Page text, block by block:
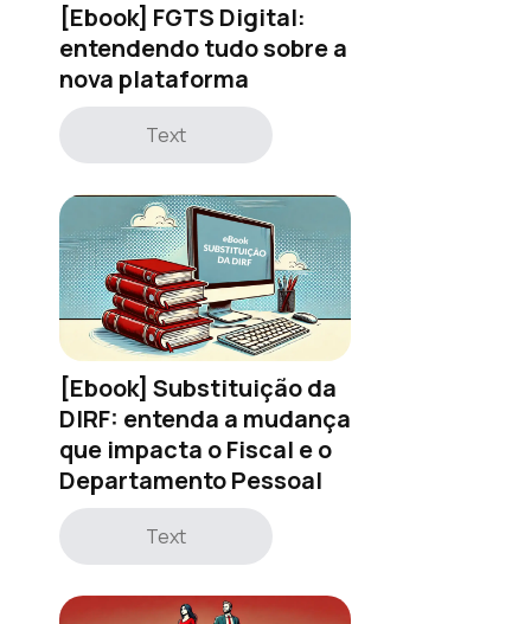
[Ebook] FGTS Digital:
entendendo tudo sobre a
nova plataforma
Text
[Ebook] Substituição da
DIRF: entenda a mudança
que impacta o Fiscal e o
Departamento Pessoal
Text